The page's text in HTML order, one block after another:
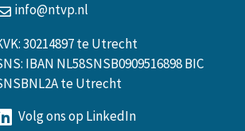
info@ntvp.nl
30214897 te Utrecht
IBAN NL58SNSB0909516898 BIC
te Utrecht
Volg ons op LinkedIn